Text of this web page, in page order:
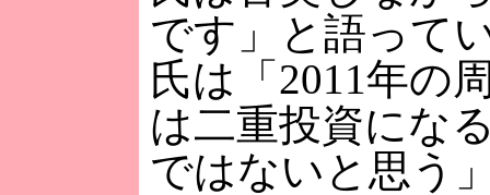
です」と語って
氏は「2011年の
は二重投資にな
ではないと思う